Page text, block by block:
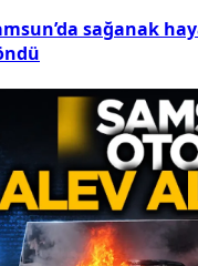
sağanak